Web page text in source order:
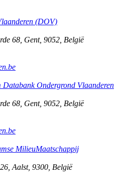
(DOV)
68 Gent, 9052 België
Databank Ondergrond Vlaanderen
68 Gent, 9052 België
MilieuMaatschappij
Aalst, 9300 België